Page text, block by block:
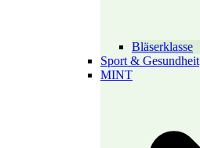
Bläserklasse
Sport & Gesundheit
MINT